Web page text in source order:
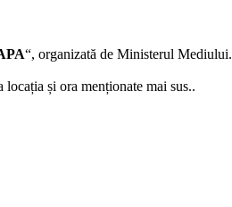
“, organizată de Ministerul Mediului.
și ora menționate mai sus..